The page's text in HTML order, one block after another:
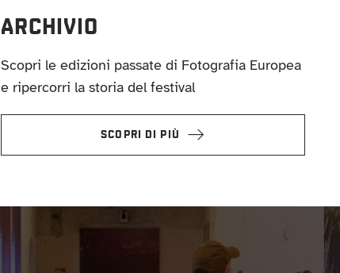
ARCHIVIO
Scopri le edizioni passate di Fotografia Europea
e ripercorri la storia del festival
SCOPRI DI PIÙ